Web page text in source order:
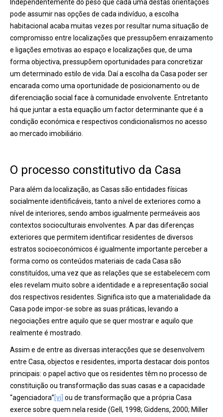
Independentemente do peso que cada uma destas orientações
pode assumir nas opções de cada indivíduo, a escolha
habitacional acaba muitas vezes por resultar numa situação de
compromisso entre localizações que pressupõem enraizamento
e ligações emotivas ao espaço e localizações que, de uma
forma objectiva, pressupõem oportunidades para concretizar
um determinado estilo de vida. Daí a escolha da Casa poder ser
encarada como uma oportunidade de posicionamento ou de
diferenciação social face à comunidade envolvente. Entretanto
há que juntar a esta equação um factor determinante que é a
condição económica e respectivos condicionalismos no acesso
ao mercado imobiliário.
O processo constitutivo da Casa
Para além da localização, as Casas são entidades físicas
socialmente identificáveis, tanto a nível de exteriores como a
nível de interiores, sendo ambos igualmente permeáveis aos
contextos socioculturais envolventes. A par das diferenças
exteriores que permitem identificar residentes de diversos
estratos socioeconómicos é igualmente importante perceber a
forma como os conteúdos materiais de cada Casa são
constituídos, uma vez que as relações que se estabelecem com
eles revelam muito sobre a identidade e a representação social
dos respectivos residentes. Significa isto que a materialidade da
Casa pode impor-se sobre as suas práticas, levando a
negociações entre aquilo que se quer mostrar e aquilo que
realmente é mostrado.
Assim e de entre as diversas interacções que se desenvolvem
entre Casa, objectos e residentes, importa destacar dois pontos
principais: o papel activo que os residentes têm no processo de
constituição ou transformação das suas casas e a capacidade
“agenciadora” [vi] ou de transformação que a própria Casa
exerce sobre quem nela reside (Gell, 1998; Giddens, 2000; Miller